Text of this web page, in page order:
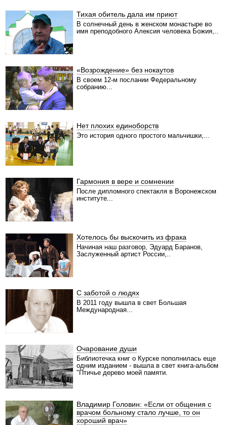
Тихая обитель дала им приют
В солнечный день в женском монастыре во
имя преподобного Алексия человека Божия,..
«Возрождение» без нокаутов
В своем 12-м послании Федеральному
собранию...
Нет плохих единоборств
Это история одного простого мальчишки,...
Гармония в вере и сомнении
После дипломного спектакля в Воронежском
институте...
Хотелось бы выскочить из фрака
Начиная наш разговор, Эдуард Баранов,
Заслуженный артист России,..
С заботой о людях
В 2011 году вышла в свет Большая
Международная...
Очарование души
Библиотечка книг о Курске пополнилась еще
одним изданием - вышла в свет книга-альбом
"Птичье дерево моей памяти.
Владимир Головин: «Если от общения с
врачом больному стало лучше, то он
хороший врач»